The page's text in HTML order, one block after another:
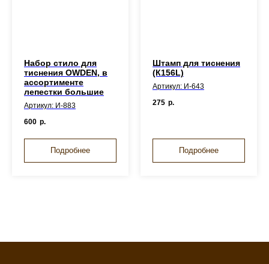
Набор стило для
тиснения OWDEN, в
ассортименте
лепестки большие
Артикул: И-883
600 р.
Подробнее
Штамп для тиснения
(К156L)
Артикул: И-643
275 р.
Подробнее